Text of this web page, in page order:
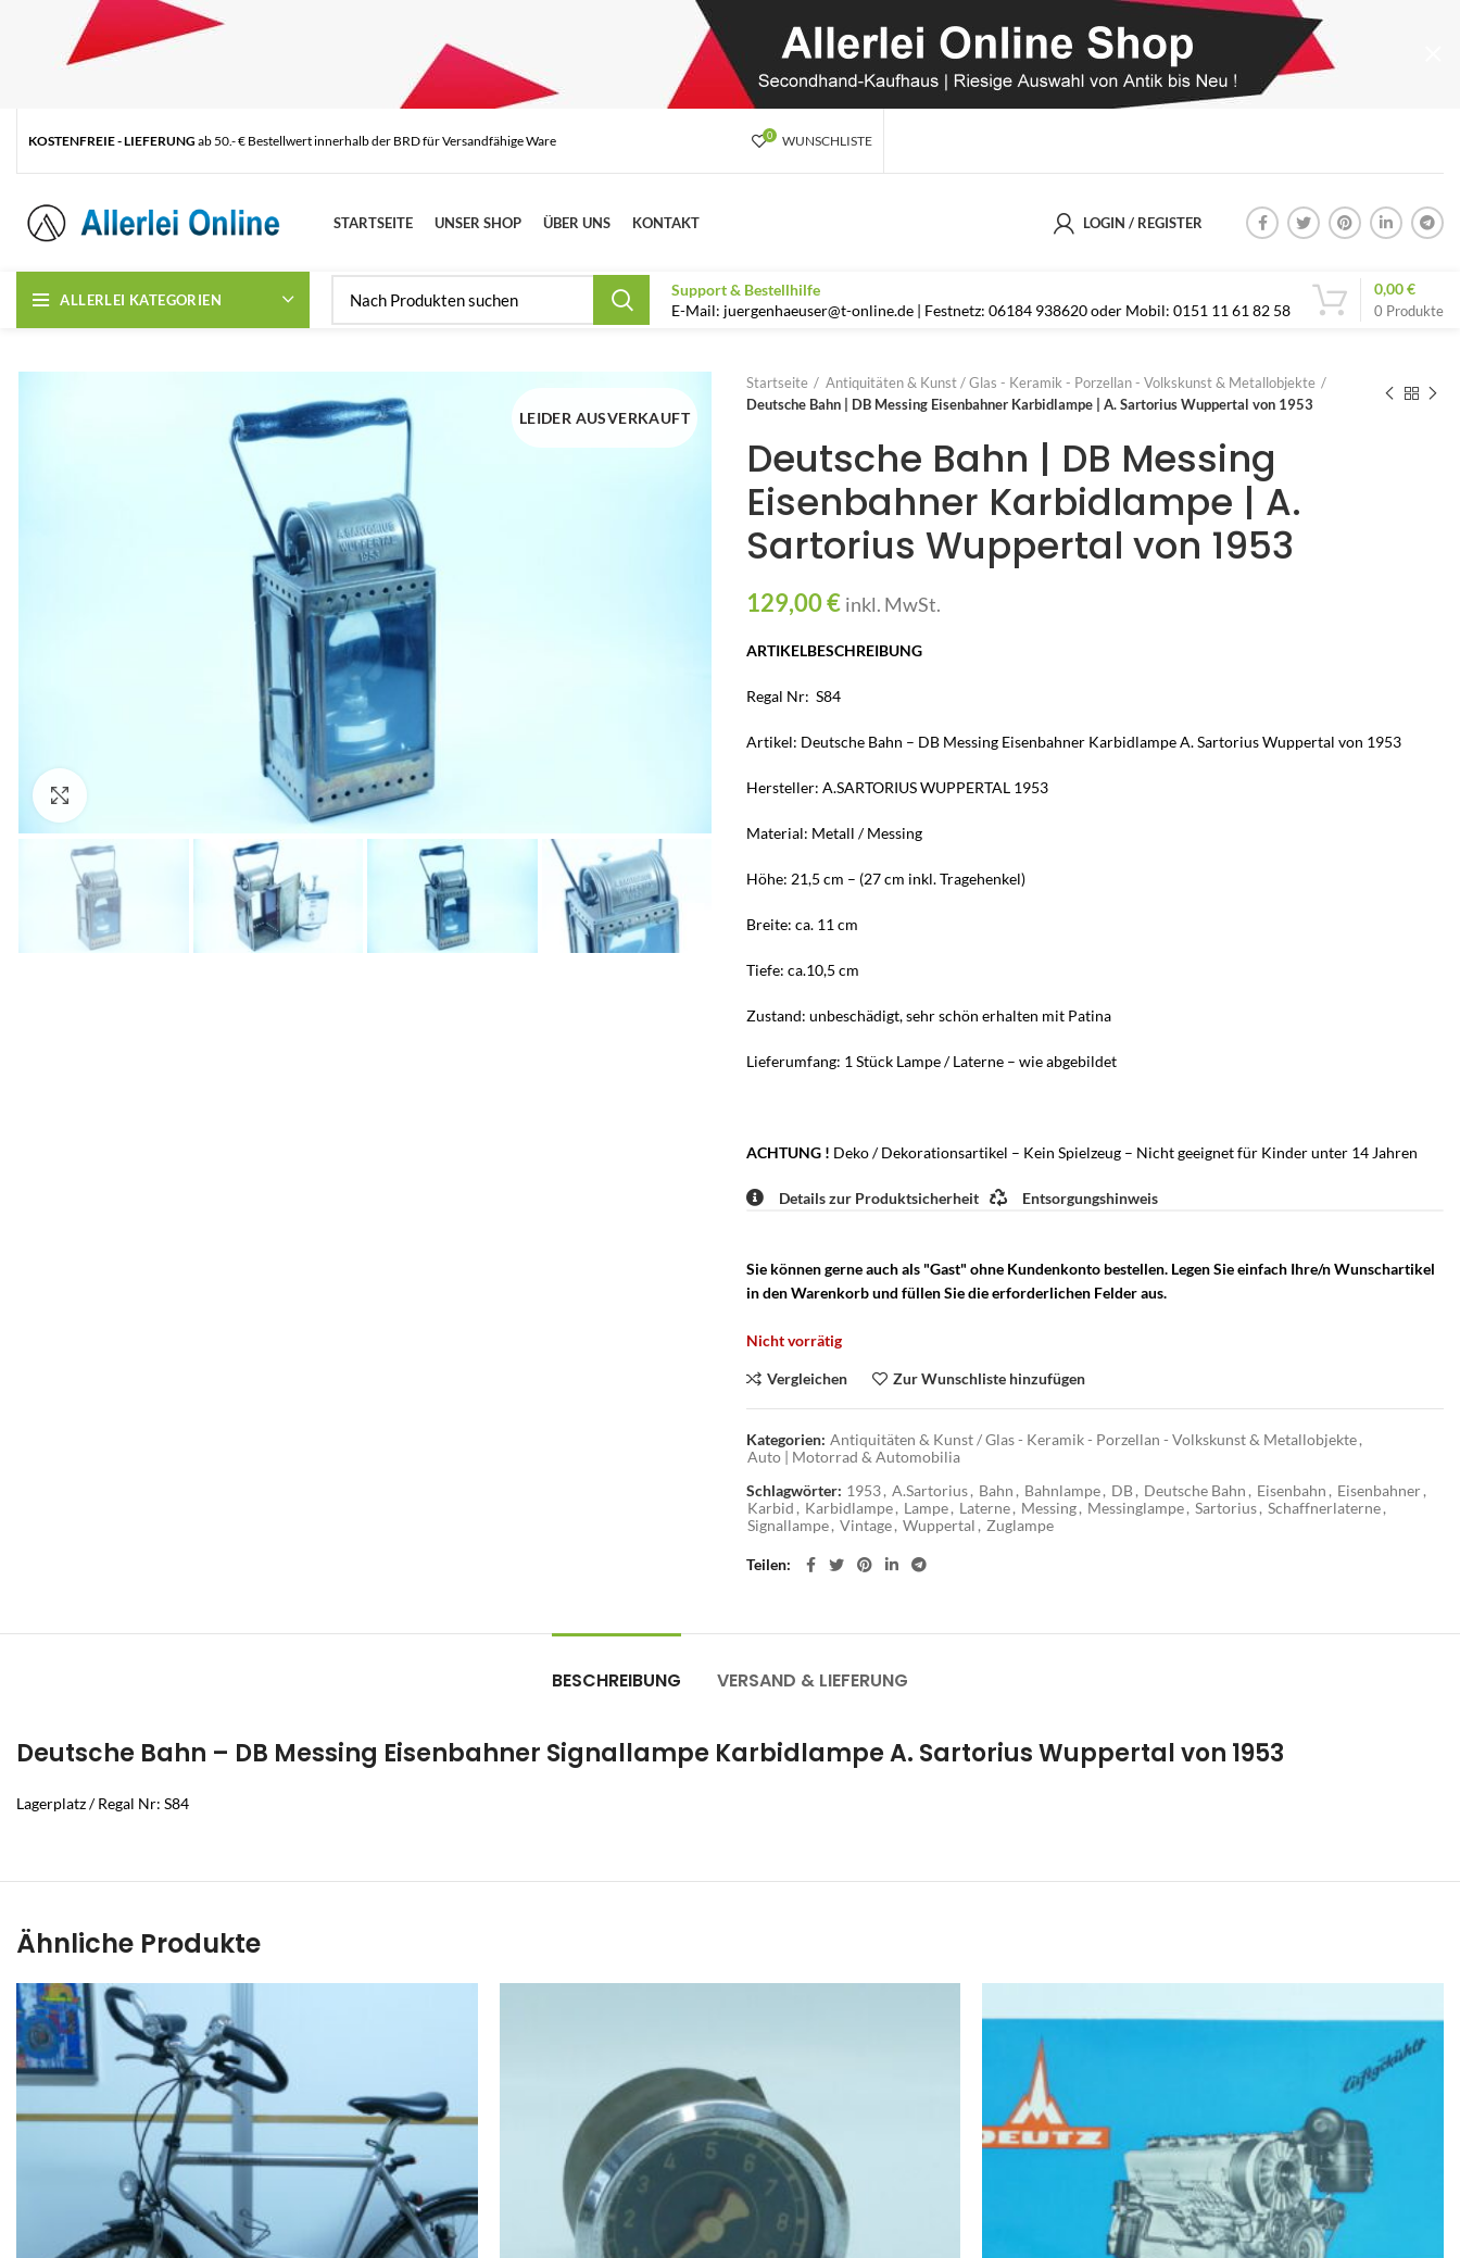
KOSTENFREIE - LIEFERUNG ab 50.- € Bestellwert innerhalb der BRD für Versandfähige Ware 0 WUNSCHLISTE
STARTSEITE UNSER SHOP ÜBER UNS KONTAKT LOGIN / REGISTER
ALLERLEI KATEGORIEN
Support & Bestellhilfe
E-Mail: juergenhaeuser@t-online.de | Festnetz: 06184 938620 oder Mobil: 0151 11 61 82 58
0 Produkte
0,00€
LEIDER AUSVERKAUFT
Startseite
Antiquitäten & Kunst / Glas - Keramik - Porzellan - Volkskunst & Metallobjekte
Deutsche Bahn | DB Messing Eisenbahner Karbidlampe | A. Sartorius Wuppertal von 1953
Deutsche Bahn | DB Messing
Eisenbahner Karbidlampe | A.
Sartorius Wuppertal von 1953
129,00€ inkl. MwSt.
ARTIKELBESCHREIBUNG
Regal Nr: S84
Artikel: Deutsche Bahn – DB Messing Eisenbahner Karbidlampe A. Sartorius Wuppertal von 1953
Hersteller: A.SARTORIUS WUPPERTAL 1953
Material: Metall / Messing
Höhe: 21,5 cm – (27 cm inkl. Tragehenkel)
Breite: ca. 11 cm
Tiefe: ca.10,5 cm
Zustand: unbeschädigt, sehr schön erhalten mit Patina
Lieferumfang: 1 Stück Lampe / Laterne – wie abgebildet
ACHTUNG ! Deko / Dekorationsartikel – Kein Spielzeug – Nicht geeignet für Kinder unter 14 Jahren
Details zur Produktsicherheit Entsorgungshinweis
Sie können gerne auch als "Gast" ohne Kundenkonto bestellen. Legen Sie einfach Ihre/n Wunschartikel
in den Warenkorb und füllen Sie die erforderlichen Felder aus.
Nicht vorrätig
Vergleichen Zur Wunschliste hinzufügen
Kategorien: Antiquitäten & Kunst / Glas - Keramik - Porzellan - Volkskunst & Metallobjekte,
Auto | Motorrad & Automobilia
Schlagwörter: 1953, A.Sartorius, Bahn , Bahnlampe, DB, Deutsche Bahn , Eisenbahn , Eisenbahner,
Karbid , Karbidlampe, Lampe, Laterne, Messing, Messinglampe, Sartorius, Schaffnerlaterne,
Signallampe, Vintage, Wuppertal , Zuglampe
Teilen
BESCHREIBUNG VERSAND & LIEFERUNG
Deutsche Bahn – DB Messing Eisenbahner Signallampe Karbidlampe A. Sartorius Wuppertal von 1953
Lagerplatz / Regal Nr: S84
Ähnliche Produkte